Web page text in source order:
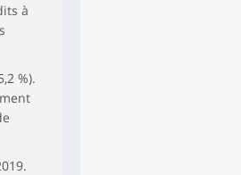
à
%).